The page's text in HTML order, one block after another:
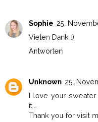
Sophie 25.
Vielen Dank :)
Antworten
Unknown 25.
I love your sweater
it...
Thank you for visit